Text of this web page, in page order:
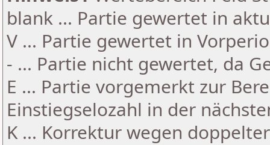
blank ... Partie gewertet in
V ... Partie gewertet in
- ... Partie nicht gewertet, da
E ... Partie vorgemerkt zur
Einstiegselozahl in der
K ... Korrektur wegen